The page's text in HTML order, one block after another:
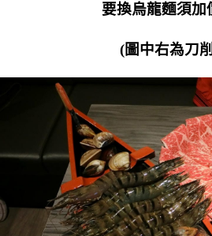
要換烏龍麵須加
(圖中右為刀